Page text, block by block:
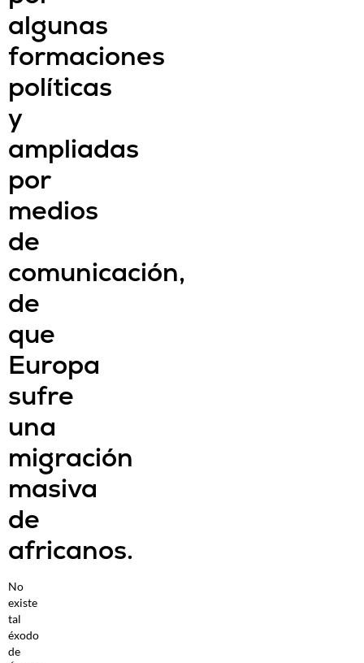
algunas
formaciones
políticas
y
ampliadas
por
medios
de
comunicación,
de
que
Europa
sufre
una
migración
masiva
de
africanos.
No
existe
tal
éxodo
de